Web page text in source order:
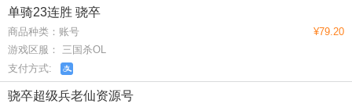
单骑23连胜 骁卒
商品种类：账号
游戏区服： 三国杀OL
支付方式:
¥79.20
骁卒超级兵老仙资源号